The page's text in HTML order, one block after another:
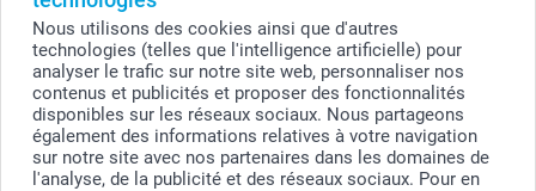
Nous utilisons des cookies ainsi que d'autres
technologies (telles que l'intelligence artificielle) pour
analyser le trafic sur notre site web, personnaliser nos
contenus et publicités et proposer des fonctionnalités
disponibles sur les réseaux sociaux. Nous partageons
également des informations relatives à votre navigation
sur notre site avec nos partenaires dans les domaines de
l'analyse, de la publicité et des réseaux sociaux. Pour en
© smartphoto group. Tous droits réservés
smartphoto group SA.
Siège social : Kwatrechtsteenweg 160, 9230 Wetteren, Belgique
Numéro de TVA BE 0405.706.755
Numéro d'entreprise 0405.706.755.
Coordonnées bancaires: IBAN BE71 2850 2711 5569 - BIC: GEBABEBB